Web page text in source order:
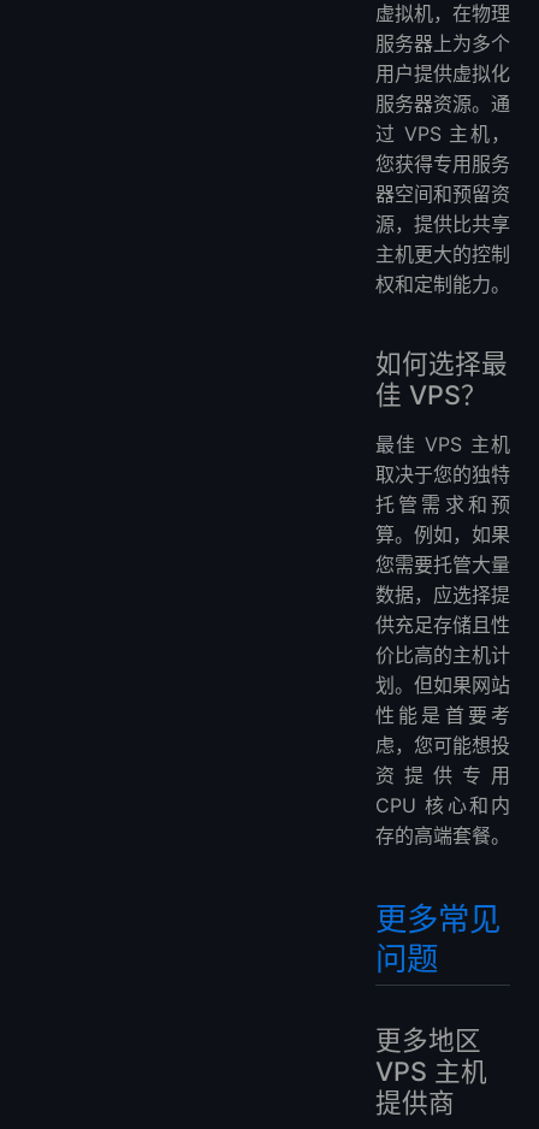
虚拟机，在物理
服务器上为多个
用户提供虚拟化
服务器资源。通
过 VPS 主机，
您获得专用服务
器空间和预留资
源，提供比共享
主机更大的控制
权和定制能力。
如何选择最
佳 VPS？
最佳 VPS 主机
取决于您的独特
托管需求和预
算。例如，如果
您需要托管大量
数据，应选择提
供充足存储且性
价比高的主机计
划。但如果网站
性能是首要考
虑，您可能想投
资提供专用
CPU 核心和内
存的高端套餐。
更多常见
问题
更多地区
VPS 主机
提供商